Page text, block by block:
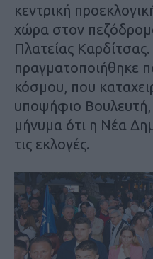
κεντρική
χώρα στον
Πλατείας
πραγματοποιήθηκε
κόσμου, που
υποψήφιο Βουλευτή,
μήνυμα ότι η Νέα
τις εκλογές.